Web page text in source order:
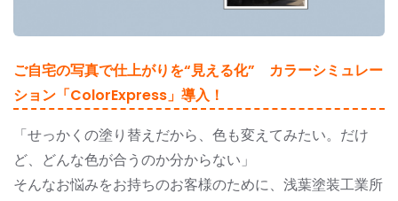
ご自宅の写真で仕上がりを“見える化” カラーシミュレー
ション「ColorExpress」導入！
「せっかくの塗り替えだから、色も変えてみたい。だけ
ど、どんな色が合うのか分からない」
そんなお悩みをお持ちのお客様のために、浅葉塗装工業所